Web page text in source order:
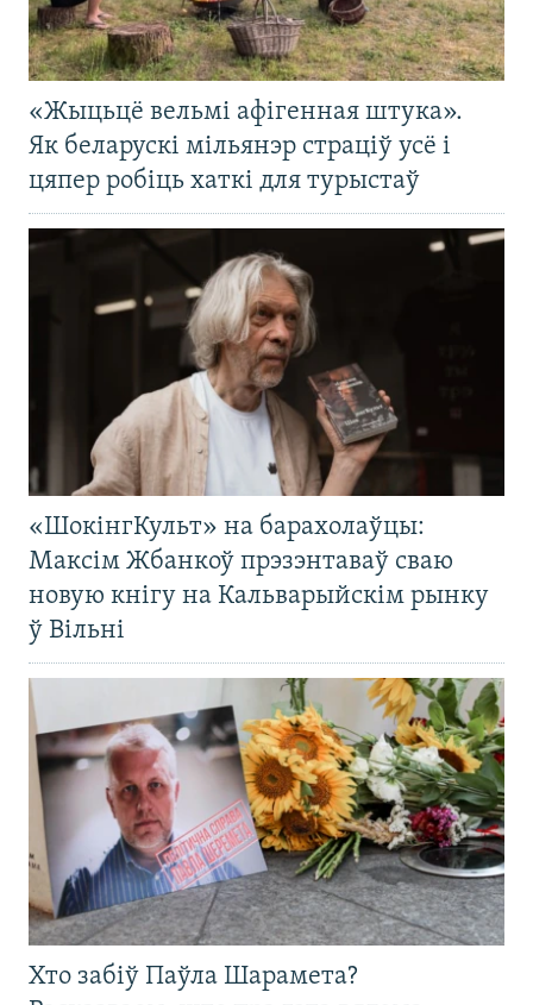
«Жыцьцё вельмі афігенная штука».
Як беларускі мільянэр страціў усё і
цяпер робіць хаткі для турыстаў
«ШокінгКульт» на барахолаўцы:
Максім Жбанкоў прэзэнтаваў сваю
новую кнігу на Кальварыйскім рынку
ў Вільні
Хто забіў Паўла Шарамета?